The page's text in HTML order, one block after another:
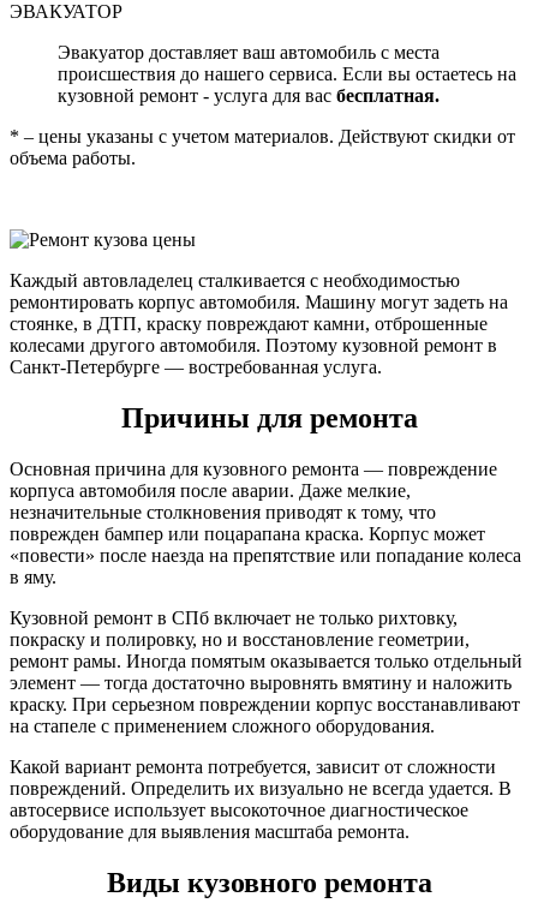
ЭВАКУАТОР
Эвакуатор доставляет ваш автомобиль с места
происшествия до нашего сервиса. Если вы остаетесь на
кузовной ремонт - услуга для вас бесплатная.
* – цены указаны с учетом материалов. Действуют скидки от
объема работы.
Каждый автовладелец сталкивается с необходимостью
ремонтировать корпус автомобиля. Машину могут задеть на
стоянке, в ДТП, краску повреждают камни, отброшенные
колесами другого автомобиля. Поэтому кузовной ремонт в
Санкт-Петербурге — востребованная услуга.
Причины для ремонта
Основная причина для кузовного ремонта — повреждение
корпуса автомобиля после аварии. Даже мелкие,
незначительные столкновения приводят к тому, что
поврежден бампер или поцарапана краска. Корпус может
«повести» после наезда на препятствие или попадание колеса
в яму.
Кузовной ремонт в СПб включает не только рихтовку,
покраску и полировку, но и восстановление геометрии,
ремонт рамы. Иногда помятым оказывается только отдельный
элемент — тогда достаточно выровнять вмятину и наложить
краску. При серьезном повреждении корпус восстанавливают
на стапеле с применением сложного оборудования.
Какой вариант ремонта потребуется, зависит от сложности
повреждений. Определить их визуально не всегда удается. В
автосервисе использует высокоточное диагностическое
оборудование для выявления масштаба ремонта.
Виды кузовного ремонта